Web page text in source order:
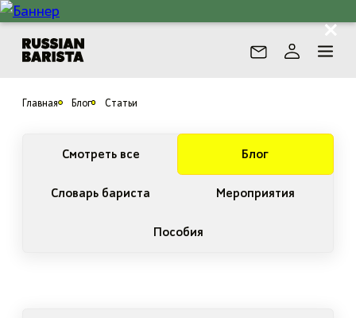
Главная Блог Статьи
Смотреть все Блог
Словарь бариста Мероприятия
Пособия